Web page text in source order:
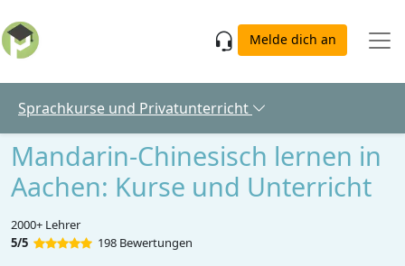
Melde dich an
Sprachkurse und Privatunterricht
Mandarin-Chinesisch lernen in
Aachen: Kurse und Unterricht
2000+ Lehrer
5/5
198 Bewertungen